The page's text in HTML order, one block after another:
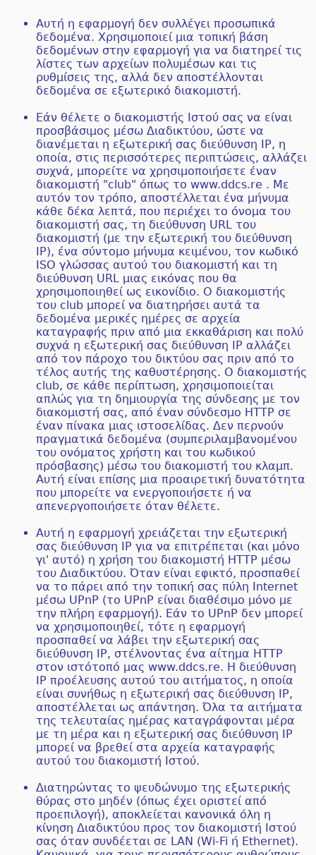
Αυτή η εφαρμογή δεν συλλέγει προσωπικά
δεδομένα. Χρησιμοποιεί μια τοπική βάση
δεδομένων στην εφαρμογή για να διατηρεί τις
λίστες των αρχείων πολυμέσων και τις
ρυθμίσεις της, αλλά δεν αποστέλλονται
δεδομένα σε εξωτερικό διακομιστή.
Εάν θέλετε ο διακομιστής Ιστού σας να είναι
προσβάσιμος μέσω Διαδικτύου, ώστε να
διανέμεται η εξωτερική σας διεύθυνση IP, η
οποία, στις περισσότερες περιπτώσεις, αλλάζει
συχνά, μπορείτε να χρησιμοποιήσετε έναν
διακομιστή "club" όπως το www.ddcs.re . Με
αυτόν τον τρόπο, αποστέλλεται ένα μήνυμα
κάθε δέκα λεπτά, που περιέχει το όνομα του
διακομιστή σας, τη διεύθυνση URL του
διακομιστή (με την εξωτερική του διεύθυνση
IP), ένα σύντομο μήνυμα κειμένου, τον κωδικό
ISO γλώσσας αυτού του διακομιστή και τη
διεύθυνση URL μιας εικόνας που θα
χρησιμοποιηθεί ως εικονίδιο. Ο διακομιστής
του club μπορεί να διατηρήσει αυτά τα
δεδομένα μερικές ημέρες σε αρχεία
καταγραφής πριν από μια εκκαθάριση και πολύ
συχνά η εξωτερική σας διεύθυνση IP αλλάζει
από τον πάροχο του δικτύου σας πριν από το
τέλος αυτής της καθυστέρησης. Ο διακομιστής
club, σε κάθε περίπτωση, χρησιμοποιείται
απλώς για τη δημιουργία της σύνδεσης με τον
διακομιστή σας, από έναν σύνδεσμο HTTP σε
έναν πίνακα μιας ιστοσελίδας. Δεν περνούν
πραγματικά δεδομένα (συμπεριλαμβανομένου
του ονόματος χρήστη και του κωδικού
πρόσβασης) μέσω του διακομιστή του κλαμπ.
Αυτή είναι επίσης μια προαιρετική δυνατότητα
που μπορείτε να ενεργοποιήσετε ή να
απενεργοποιήσετε όταν θέλετε.
Αυτή η εφαρμογή χρειάζεται την εξωτερική
σας διεύθυνση IP για να επιτρέπεται (και μόνο
γι' αυτό) η χρήση του διακομιστή HTTP μέσω
του Διαδικτύου. Όταν είναι εφικτό, προσπαθεί
να το πάρει από την τοπική σας πύλη Internet
μέσω UPnP (το UPnP είναι διαθέσιμο μόνο με
την πλήρη εφαρμογή). Εάν το UPnP δεν μπορεί
να χρησιμοποιηθεί, τότε η εφαρμογή
προσπαθεί να λάβει την εξωτερική σας
διεύθυνση IP, στέλνοντας ένα αίτημα HTTP
στον ιστότοπό μας www.ddcs.re. Η διεύθυνση
IP προέλευσης αυτού του αιτήματος, η οποία
είναι συνήθως η εξωτερική σας διεύθυνση IP,
αποστέλλεται ως απάντηση. Όλα τα αιτήματα
της τελευταίας ημέρας καταγράφονται μέρα
με τη μέρα και η εξωτερική σας διεύθυνση IP
μπορεί να βρεθεί στα αρχεία καταγραφής
αυτού του διακομιστή Ιστού.
Διατηρώντας το ψευδώνυμο της εξωτερικής
θύρας στο μηδέν (όπως έχει οριστεί από
προεπιλογή), αποκλείεται κανονικά όλη η
κίνηση Διαδικτύου προς τον διακομιστή Ιστού
σας όταν συνδέεται σε LAN (Wi-Fi ή Ethernet).